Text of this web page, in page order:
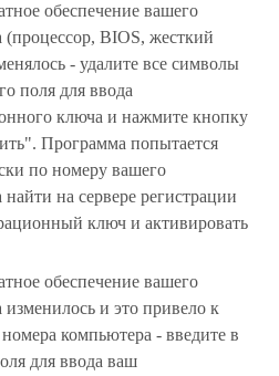
обеспечение вашего
(процессор, BIOS, жесткий
- удалите все символы
поля для ввода
ключа и нажмите кнопку
Программа попытается
по номеру вашего
на сервере регистрации
ключ и активировать
обеспечение вашего
изменилось и это привело к
компьютера - введите в
для ввода ваш